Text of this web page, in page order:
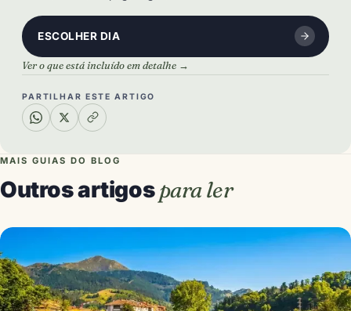
ESCOLHER DIA
Ver o que está incluído em detalhe →
PARTILHAR ESTE ARTIGO
MAIS GUIAS DO BLOG
Outros artigospara ler